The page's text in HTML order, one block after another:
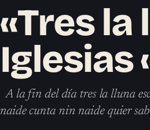
«Tres la
Iglesias
A la fin del día tres la lluna
naide cunta nin naide quier